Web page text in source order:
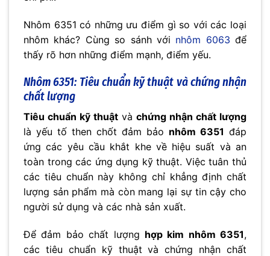
Nhôm 6351 có những ưu điểm gì so với các loại
nhôm khác? Cùng so sánh với nhôm 6063 để
thấy rõ hơn những điểm mạnh, điểm yếu.
Nhôm 6351: Tiêu chuẩn kỹ thuật và chứng nhận
chất lượng
Tiêu chuẩn kỹ thuật và chứng nhận chất lượng
là yếu tố then chốt đảm bảo nhôm 6351 đáp
ứng các yêu cầu khắt khe về hiệu suất và an
toàn trong các ứng dụng kỹ thuật. Việc tuân thủ
các tiêu chuẩn này không chỉ khẳng định chất
lượng sản phẩm mà còn mang lại sự tin cậy cho
người sử dụng và các nhà sản xuất.
Để đảm bảo chất lượng hợp kim nhôm 6351,
các tiêu chuẩn kỹ thuật và chứng nhận chất